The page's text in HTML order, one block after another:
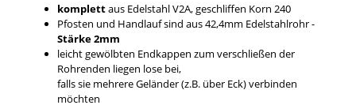
komplettaus Edelstahl V2A, geschliffen Korn 240
Pfosten und Handlauf sind aus 42,4mm Edelstahlrohr -
Stärke 2mm
leicht gewölbten Endkappen zum verschließen der
Rohrenden liegen lose bei,
falls sie mehrere Geländer (z.B. über Eck) verbinden
möchten